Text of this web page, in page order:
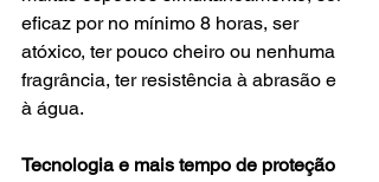
eficaz por no mínimo 8 horas, ser
atóxico, ter pouco cheiro ou nenhuma
fragrância, ter resistência à abrasão e
à água.
Tecnologia e mais tempo de proteção